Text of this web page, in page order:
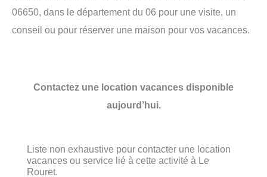
06650, dans le département du 06 pour une visite, un
conseil ou pour réserver une maison pour vos vacances.
Contactez une location vacances disponible
aujourd’hui.
Liste non exhaustive pour contacter une location
vacances ou service lié à cette activité à Le
Rouret.